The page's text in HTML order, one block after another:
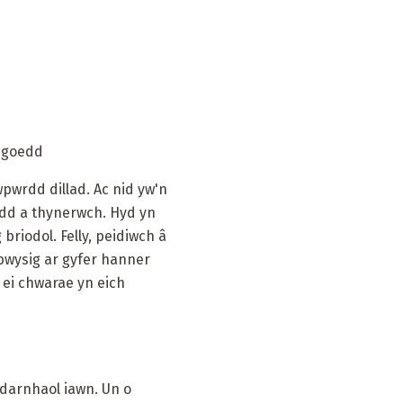
dillad. Ac nid yw'n
a thynerwch. Hyd yn
Felly, peidiwch â
ar gyfer hanner
chwarae yn eich
iawn. Un o